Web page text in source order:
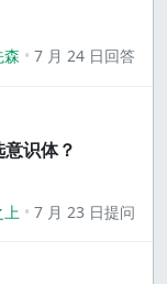
森 7 月 24 日回答
识体？
上
7 月 23 日提问